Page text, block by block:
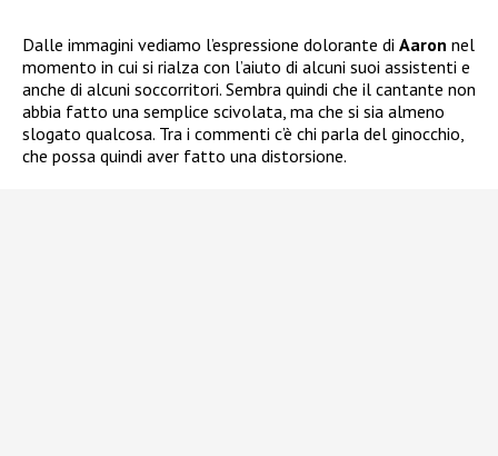
Dalle immagini vediamo l’espressione dolorante di Aaron nel
momento in cui si rialza con l’aiuto di alcuni suoi assistenti e
anche di alcuni soccorritori. Sembra quindi che il cantante non
abbia fatto una semplice scivolata, ma che si sia almeno
slogato qualcosa. Tra i commenti c’è chi parla del ginocchio,
che possa quindi aver fatto una distorsione.